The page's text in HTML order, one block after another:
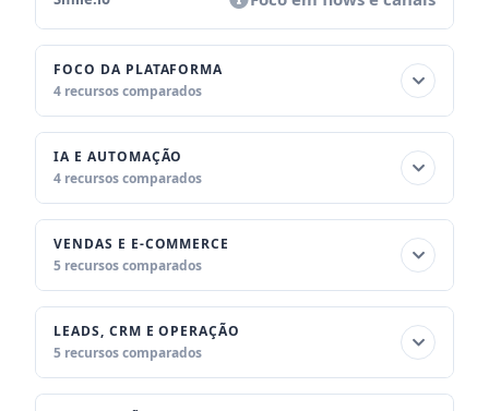
FOCO DA PLATAFORMA
4 recursos comparados
IA E AUTOMAÇÃO
4 recursos comparados
VENDAS E E-COMMERCE
5 recursos comparados
LEADS, CRM E OPERAÇÃO
5 recursos comparados